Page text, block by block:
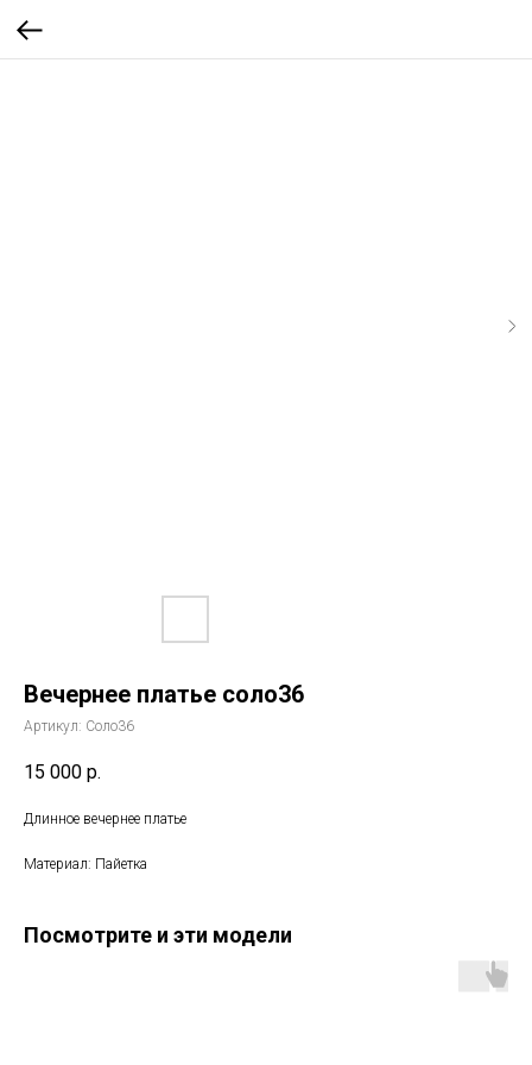
Вечернее платье соло36
Артикул: Соло36
15 000 р.
Длинное вечернее платье
Материал: Пайетка
Посмотрите и эти модели